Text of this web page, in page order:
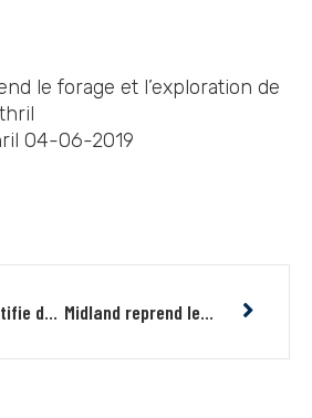
le forage et l’exploration de
04-06-2019
Midland identifie de fortes et extensives anomalies de polarisation provoquée associées à l’indice aurifère Elsa du projet Baie-James Or Midland reprend les travaux d’exploration sur son projet aurifère Willbob dans la Fosse du Labrador